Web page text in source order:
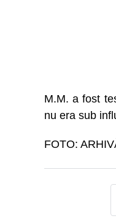
M.M. a fost
nu era sub
FOTO: